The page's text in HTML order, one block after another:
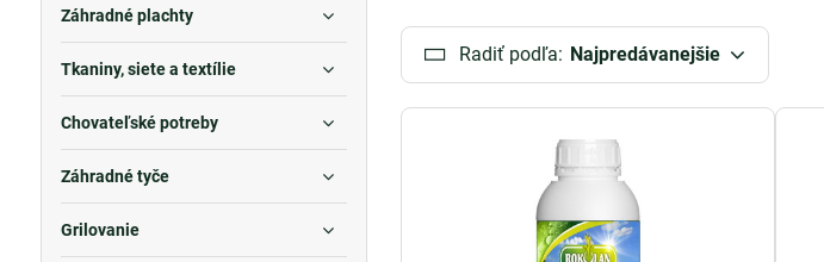
Radiť podľa: Najpredávanejšie
Záhradné plachty
Tkaniny, siete a textílie
Chovateľské potreby
Záhradné tyče
Grilovanie